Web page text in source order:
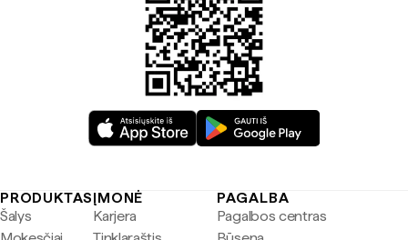
PRODUKTAS
Šalys
ĮMONĖ
Karjera
PAGALBA
Pagalbos centras